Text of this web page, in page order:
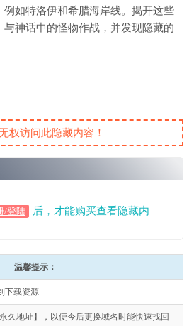
如特洛伊和希腊海岸线。揭开这些
神话中的怪物作战，并发现隐藏的
权访问此隐藏内容！
/登陆
后，才能购买查看隐藏内
温馨提示：
下载资源
久地址】，以便今后更换域名时能快速找回